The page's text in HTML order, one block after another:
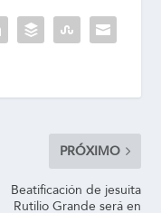
PRÓXIMO
Beatificación de jesuita
Rutilio Grande será en